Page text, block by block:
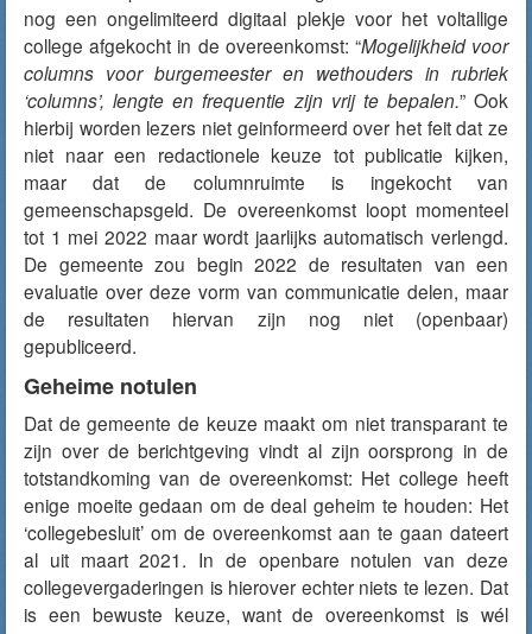
nog een ongelimiteerd digitaal plekje voor het voltallige
college afgekocht in de overeenkomst: “Mogelijkheid voor
columns voor burgemeester en wethouders in rubriek
‘columns’, lengte en frequentie zijn vrij te bepalen.” Ook
hierbij worden lezers niet geinformeerd over het feit dat ze
niet naar een redactionele keuze tot publicatie kijken,
maar dat de columnruimte is ingekocht van
gemeenschapsgeld. De overeenkomst loopt momenteel
tot 1 mei 2022 maar wordt jaarlijks automatisch verlengd.
De gemeente zou begin 2022 de resultaten van een
evaluatie over deze vorm van communicatie delen, maar
de resultaten hiervan zijn nog niet (openbaar)
gepubliceerd.
Geheime notulen
Dat de gemeente de keuze maakt om niet transparant te
zijn over de berichtgeving vindt al zijn oorsprong in de
totstandkoming van de overeenkomst: Het college heeft
enige moeite gedaan om de deal geheim te houden: Het
‘collegebesluit’ om de overeenkomst aan te gaan dateert
al uit maart 2021. In de openbare notulen van deze
collegevergaderingen is hierover echter niets te lezen. Dat
is een bewuste keuze, want de overeenkomst is wél